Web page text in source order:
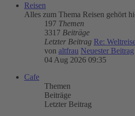
Reisen
Alles zum Thema Reisen gehört
197 Themen
3317 Beiträge
Letzter Beitrag Re:
von altfrau Neuester Beitrag
04 Aug 2026 09:35
Cafe
Themen
Beiträge
Letzter Beitrag